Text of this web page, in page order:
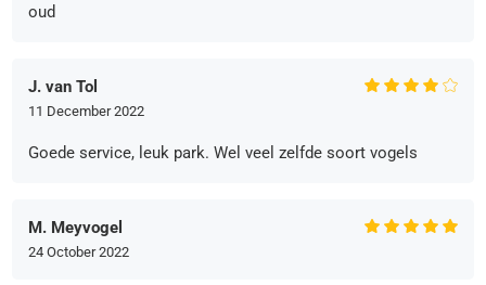
oud
J. van Tol
11 December 2022
Goede service, leuk park. Wel veel zelfde soort vogels
M. Meyvogel
24 October 2022